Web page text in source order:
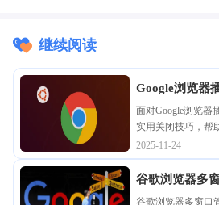
继续阅读
Google浏览器
闭技巧
面对Google浏览器
实用关闭技巧，帮
验。
2025-11-24
谷歌浏览器多
操测评案例
谷歌浏览器多窗口